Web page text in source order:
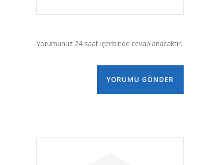
Yorumunuz 24 saat içerisinde cevaplanacaktır.
YORUMU GÖNDER